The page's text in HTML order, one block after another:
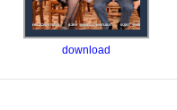
download